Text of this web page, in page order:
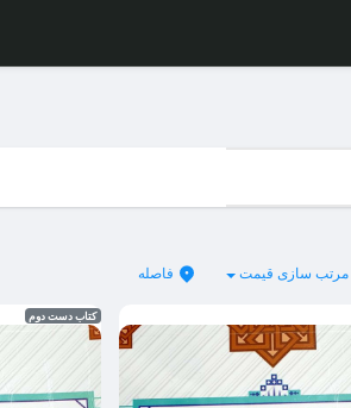
مرتب سازی قیمت فاصله
کتاب دست دوم